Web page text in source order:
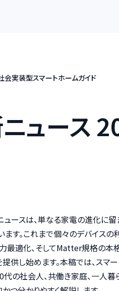
実装型スマートホームガイド
ュース
ースは、単なる家電の進化に
ます。これまで個々のデバイス
力最適化、そしてMatter規格の
供し始めます。本稿では、スマ
社会人、共働き家庭、一人暮